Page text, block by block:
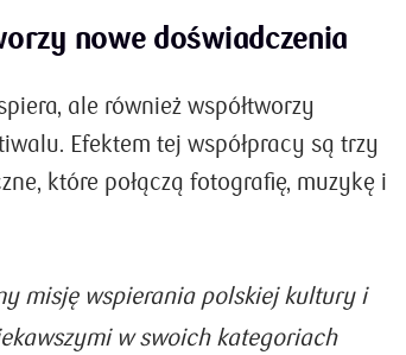
nowe doświadczenia
ale również współtworzy
Efektem tej współpracy są trzy
które połączą fotografię, muzykę i
misję wspierania polskiej kultury i
w swoich kategoriach